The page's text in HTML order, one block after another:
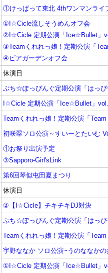
①けっぱって東北 4thワンマンライ
①I☆Cicle流しそうめんオフ会
②I☆Cicle 定期公演「Ice☆Bullet」
③Teamくれれっ娘！定期公演「
④ビアガーデンオフ会
休演日
ぷち☆ぽっぴんぐ定期公演「はっ
I☆Cicle 定期公演「Ice☆Bullet」
Teamくれれっ娘！定期公演「
初咲翠ソロ公演～すいーとたいむ
①お祭り出演予定
③Sapporo-Girl'sLink
第6回琴似屯田夏まつり
休演日
②【I☆Cicle】チキチキDJ対決
ぷち☆ぽっぴんぐ定期公演「はっ
Teamくれれっ娘！定期公演「
宇野ななか ソロ公演~うのななか
①I☆Cicle 定期公演「Ice☆Bullet」